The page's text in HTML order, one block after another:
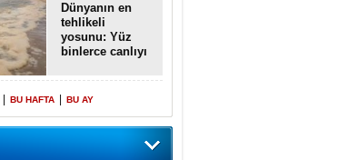
Dünyanın en
tehlikeli
yosunu: Yüz
binlerce canlıyı
BU HAFTA BU AY